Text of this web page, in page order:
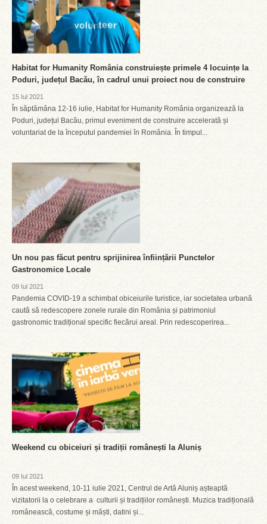
Habitat for Humanity România construiește primele 4 locuințe la
Poduri, județul Bacău, în cadrul unui proiect nou de construire
15 Iul 2021
În săptămâna 12-16 iulie, Habitat for Humanity România organizează la
Poduri, județul Bacău, primul eveniment de construire accelerată și
voluntariat de la începutul pandemiei în România. În timpul...
Un nou pas făcut pentru sprijinirea înființării Punctelor
Gastronomice Locale
09 Iul 2021
Pandemia COVID-19 a schimbat obiceiurile turistice, iar societatea urbană
caută să redescopere zonele rurale din România și patrimoniul
gastronomic tradițional specific fiecărui areal. Prin redescoperirea...
Weekend cu obiceiuri și tradiții românești la Aluniș
09 Iul 2021
În acest weekend, 10-11 iulie 2021, Centrul de Artă Aluniș așteaptă
vizitatorii la o celebrare a culturii și tradițiilor românești. Muzica tradițională
românească, costume și măști, datini și...